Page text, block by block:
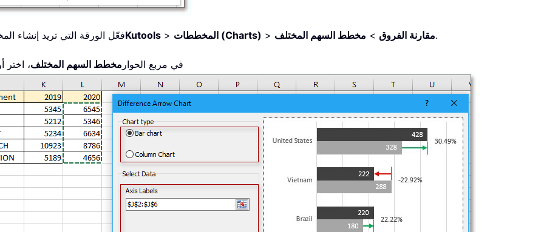
1. فعّل الورقة التي تريدKutools > المخططات (Charts) > مقارنة الفروق > مخطط السهم المختلف .
2. في مربع الحوار مخطط السهم المختلف، اختر